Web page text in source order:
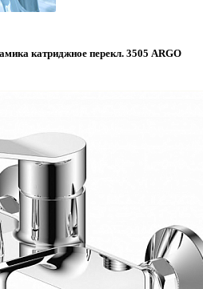
катриджное перекл. 3505 ARGO